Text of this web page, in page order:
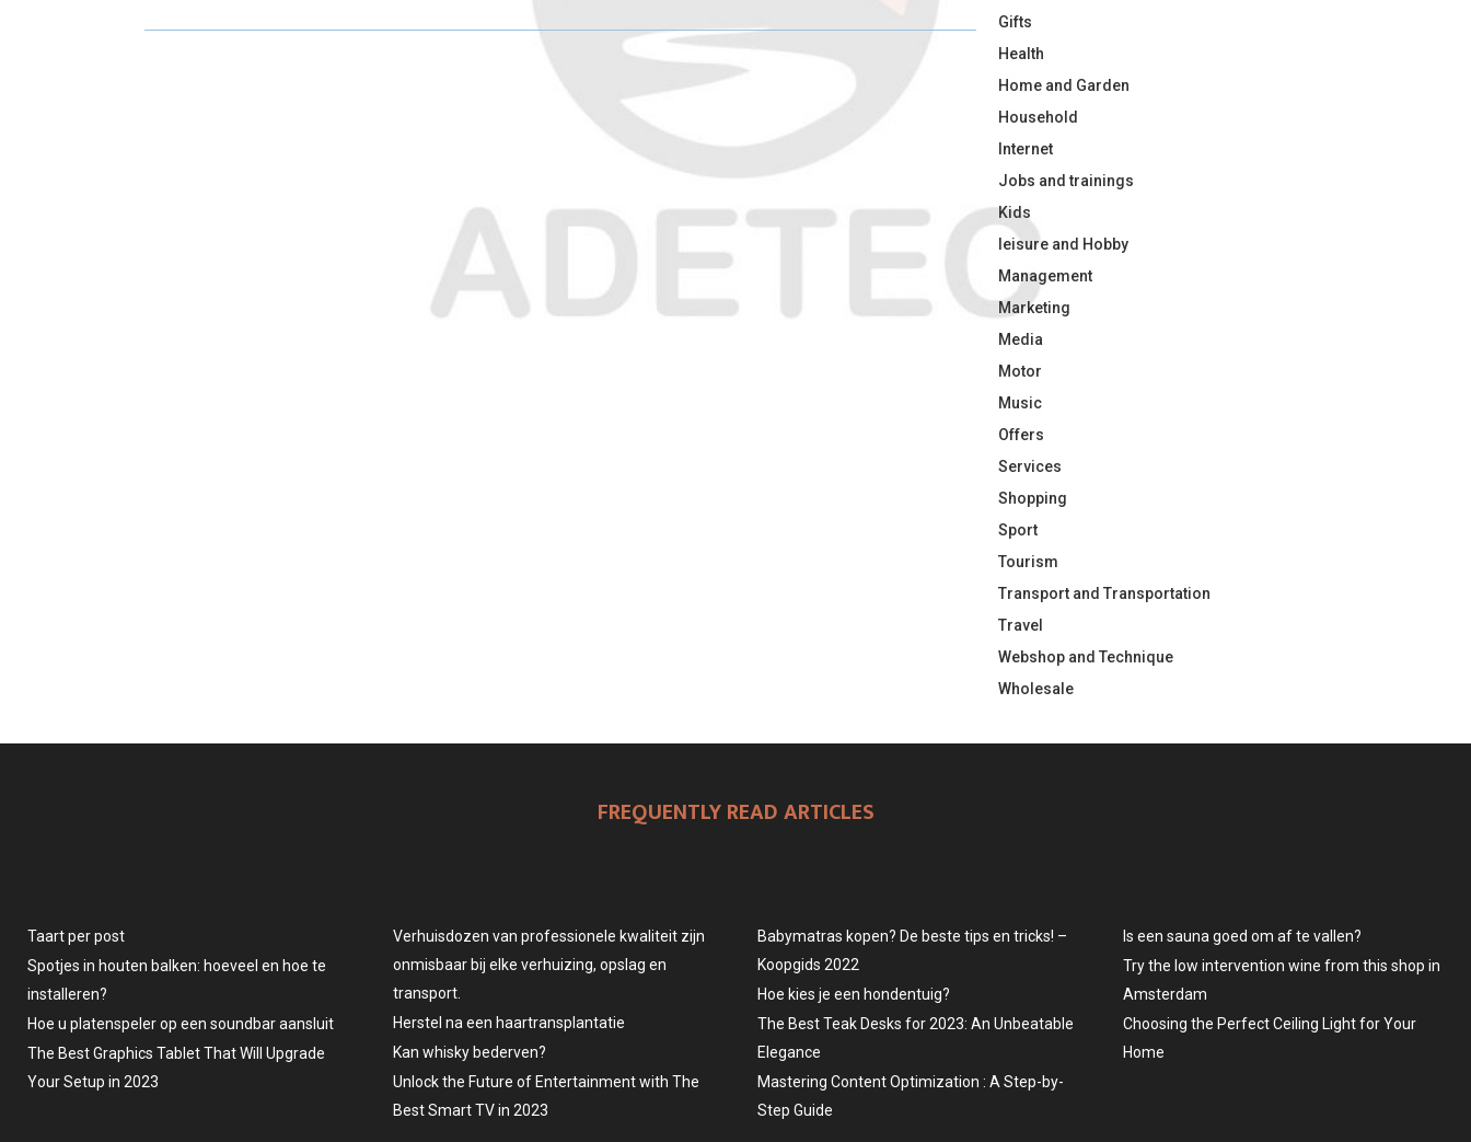
R R R R
Gifts
Health
Home and Garden
Household
Internet
Jobs and trainings
Kids
leisure and Hobby
Management
Marketing
Media
Motor
Music
Offers
Services
Shopping
Sport
Tourism
Transport and Transportation
Travel
Webshop and Technique
Wholesale
FREQUENTLY READ ARTICLES
Taart per post
Spotjes in houten balken: hoeveel en hoe te
installeren?
Hoe u platenspeler op een soundbar aansluit
The Best Graphics Tablet That Will Upgrade
Your Setup in 2023
Verhuisdozen van professionele kwaliteit zijn
onmisbaar bij elke verhuizing, opslag en
transport.
Herstel na een haartransplantatie
Kan whisky bederven?
Unlock the Future of Entertainment with The
Best Smart TV in 2023
Babymatras kopen? De beste tips en tricks! –
Koopgids 2022
Hoe kies je een hondentuig?
The Best Teak Desks for 2023: An Unbeatable
Elegance
Mastering Content Optimization : A Step-by-
Step Guide
Is een sauna goed om af te vallen?
Try the low intervention wine from this shop in
Amsterdam
Choosing the Perfect Ceiling Light for Your
Home